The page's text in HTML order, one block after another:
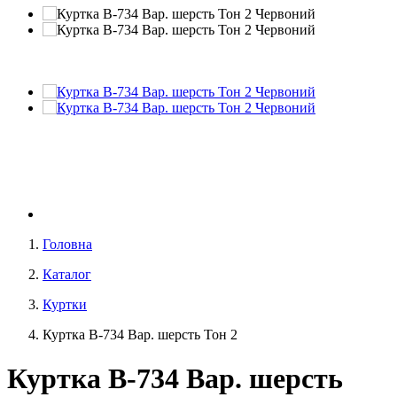
Головна
Каталог
Куртки
Куртка В-734 Вар. шерсть Тон 2
Куртка В-734 Вар. шерсть